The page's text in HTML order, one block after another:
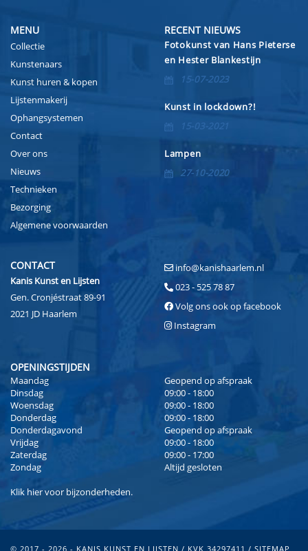
MENU
Collectie
Kunstenaars
Kunst huren & kopen
Lijstenmakerij
Ophangsystemen
Contact
Over ons
Nieuws
Technieken
Bezorging
Algemene voorwaarden
RECENT NIEUWS
Fotokunst van Hans Pieterse
en Hester Blankestijn
15-07-2023
Kunst in lockdown?!
15-03-2021
Lampen
27-10-2020
CONTACT
Kanis Kunst en Lijsten
Gen. Cronjéstraat 89-91
2021 JD Haarlem
info@kanishaarlem.nl
023 - 525 78 87
Volg ons ook op facebook
Instagram
OPENINGSTIJDEN
Maandag
Geopend op afspraak
Dinsdag
09:00 - 18:00
Woensdag
09:00 - 18:00
Donderdag
09:00 - 18:00
Donderdagavond
Geopend op afspraak
Vrijdag
09:00 - 18:00
Zaterdag
09:00 - 17:00
Zondag
Altijd gesloten
Klik hiervoor bijzonderheden.
© 2017 - 2026 - KANIS KUNST EN LIJSTEN / KVK 34297411 / SITEMAP